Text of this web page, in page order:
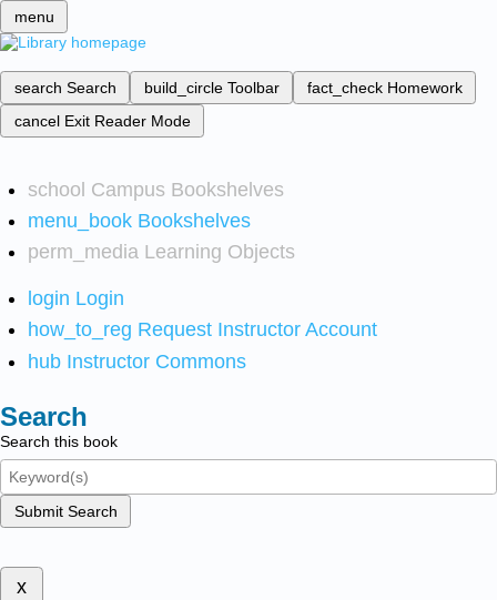
menu
search Search build_circle Toolbar fact_check Homework
cancel Exit Reader Mode
school Campus Bookshelves
menu_book Bookshelves
perm_media Learning Objects
login Login
how_to_reg Request Instructor Account
hub Instructor Commons
Search
Search this book
Submit Search
x